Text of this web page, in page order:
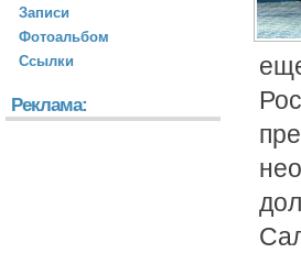
Записи
Фотоальбом
Ссылки
Реклама: